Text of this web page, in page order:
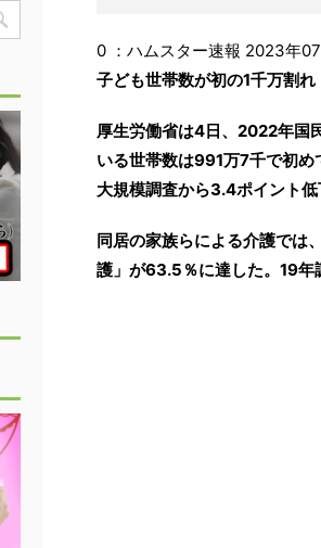
0 ：ハムスター速報 2023年
子ども世帯数が初の1千万割
厚生労働省は4日、2022年国
いる世帯数は991万7千で初
大規模調査から3.4ポイント
同居の家族らによる介護では
護」が63.5％に達した。19年